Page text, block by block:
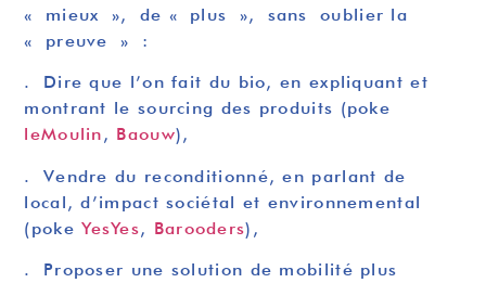
« mieux », de « plus », sans oublier la
« preuve » :
. Dire que l’on fait du bio, en expliquant et
montrant le sourcing des produits (poke
leMoulin , Baouw),
. Vendre du reconditionné, en parlant de
local, d’impact sociétal et environnemental
(pokeYesYes, Barooders),
. Proposer une solution de mobilité plus